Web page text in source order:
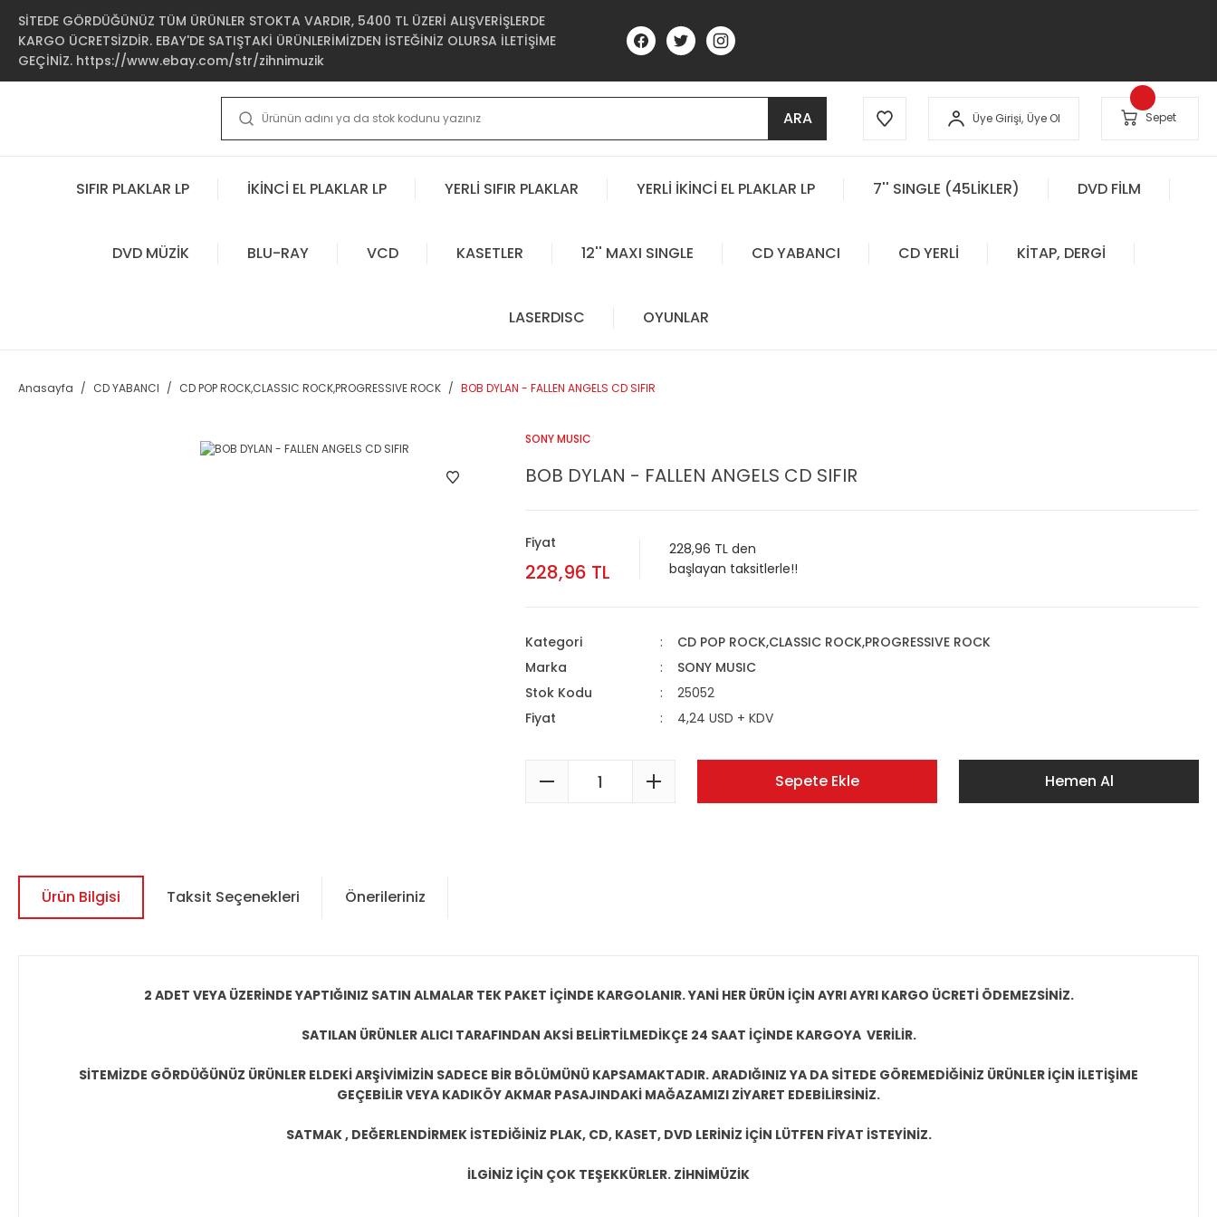
SİTEDE GÖRDÜĞÜNÜZ TÜM ÜRÜNLER STOKTA VARDIR, 5400 TL ÜZERİ ALIŞVERİŞLERDE
KARGO ÜCRETSİZDİR. EBAY'DE SATIŞTAKİ ÜRÜNLERİMİZDEN İSTEĞİNİZ OLURSA İLETİŞİME
GEÇİNİZ. https://www.ebay.com/str/zihnimuzik
ARA Üye Girişi, Üye Ol Sepet
SIFIR PLAKLAR LP İKİNCİ EL PLAKLAR LP YERLİ SIFIR PLAKLAR YERLİ İKİNCİ EL PLAKLAR LP 7'' SINGLE (45LİKLER) DVD FİLM
DVD MÜZİK BLU-RAY VCD KASETLER 12'' MAXI SINGLE CD YABANCI CD YERLİ KİTAP, DERGİ
LASERDISC OYUNLAR
Anasayfa CD YABANCI CD POP ROCK,CLASSIC ROCK,PROGRESSIVE ROCK BOB DYLAN - FALLEN ANGELS CD SIFIR
SONY MUSIC
BOB DYLAN - FALLEN ANGELS CD SIFIR
Fiyat
228,96 TL
228,96 TL den
başlayan taksitlerle!!
Kategori
CD POP ROCK,CLASSIC ROCK,PROGRESSIVE ROCK
Marka
SONY MUSIC
Stok Kodu
25052
Fiyat
4,24 USD + KDV
Sepete Ekle Hemen Al
Ürün Bilgisi Taksit Seçenekleri Önerileriniz
2 ADET VEYA ÜZERİNDE YAPTIĞINIZ SATIN ALMALAR TEK PAKET İÇİNDE KARGOLANIR. YANİ HER ÜRÜN İÇİN AYRI AYRI KARGO ÜCRETİ ÖDEMEZSİNİZ.
SATILAN ÜRÜNLER ALICI TARAFINDAN AKSİ BELİRTİLMEDİKÇE 24 SAAT İÇİNDE KARGOYA VERİLİR.
SİTEMİZDE GÖRDÜĞÜNÜZ ÜRÜNLER ELDEKİ ARŞİVİMİZİN SADECE BİR BÖLÜMÜNÜ KAPSAMAKTADIR. ARADIĞINIZ YA DA SİTEDE GÖREMEDİĞİNİZ ÜRÜNLER İÇİN İLETİŞİME
GEÇEBİLİR VEYA KADIKÖY AKMAR PASAJINDAKİ MAĞAZAMIZI ZİYARET EDEBİLİRSİNİZ.
SATMAK , DEĞERLENDİRMEK İSTEDİĞİNİZ PLAK, CD, KASET, DVD LERİNİZ İÇİN LÜTFEN FİYAT İSTEYİNİZ.
İLGİNİZ İÇİN ÇOK TEŞEKKÜRLER. ZİHNİMÜZİK